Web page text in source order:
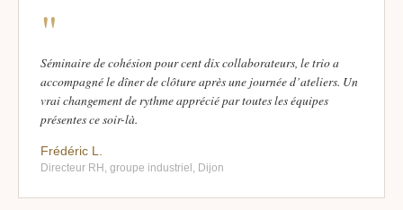
"
Séminaire de cohésion pour cent dix collaborateurs, le trio a
accompagné le dîner de clôture après une journée d’ateliers. Un
vrai changement de rythme apprécié par toutes les équipes
présentes ce soir-là.
Frédéric L.
Directeur RH, groupe industriel, Dijon